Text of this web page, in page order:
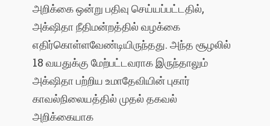
அறிக்கை ஒன்று பதிவு செய்யப்பட்டதில்,
அக்‌ஷிதா நீதிமன்றத்தில் வழக்கை
எதிர்கொள்ளவேண்டியிருந்தது. அந்த சூழலில்
18 வயதுக்கு மேற்பட்டவராக இருந்தாலும்
அக்‌ஷிதா பற்றிய உமாதேவியின் புகார்
காவல்நிலையத்தில் முதல் தகவல்
அறிக்கையாக